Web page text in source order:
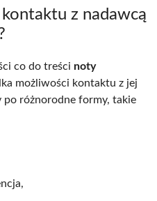
z nadawcą
co do treści noty
możliwości kontaktu z jej
po różnorodne formy, takie